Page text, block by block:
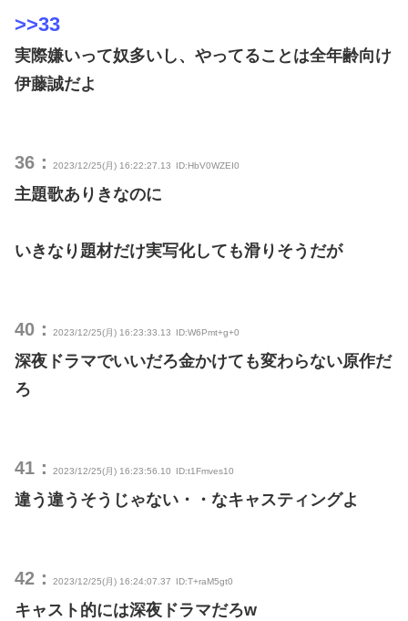
>>33
実際嫌いって奴多いし、やってることは全年齢向け
伊藤誠だよ
36： 2023/12/25(月) 16:22:27.13 ID:HbV0WZEI0
主題歌ありきなのに
いきなり題材だけ実写化しても滑りそうだが
40： 2023/12/25(月) 16:23:33.13 ID:W6Pmt+g+0
深夜ドラマでいいだろ金かけても変わらない原作だ
ろ
41： 2023/12/25(月) 16:23:56.10 ID:t1Fmves10
違う違うそうじゃない・・なキャスティングよ
42： 2023/12/25(月) 16:24:07.37 ID:T+raM5gt0
キャスト的には深夜ドラマだろw